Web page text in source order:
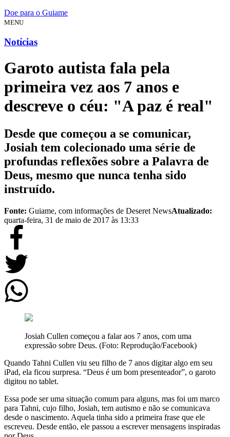
Doe para o Guiame
MENU
Notícias
Garoto autista fala pela
primeira vez aos 7 anos e
descreve o céu: "A paz é real"
Desde que começou a se comunicar,
Josiah tem colecionado uma série de
profundas reflexões sobre a Palavra de
Deus, mesmo que nunca tenha sido
instruído.
Fonte: Guiame, com informações de Deseret NewsAtualizado:
quarta-feira, 31 de maio de 2017 às 13:33
Josiah Cullen começou a falar aos 7 anos, com uma
expressão sobre Deus. (Foto: Reprodução/Facebook)
Quando Tahni Cullen viu seu filho de 7 anos digitar algo em seu
iPad, ela ficou surpresa. “Deus é um bom presenteador”, o garoto
digitou no tablet.
Essa pode ser uma situação comum para alguns, mas foi um marco
para Tahni, cujo filho, Josiah, tem autismo e não se comunicava
desde o nascimento. Aquela tinha sido a primeira frase que ele
escreveu. Desde então, ele passou a escrever mensagens inspiradas